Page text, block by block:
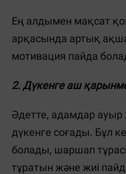
Ең алдымен мақсат
арқасында артық
мотивация пайда
2. Дүкенге аш
Әдетте, адамдар ауыр
дүкенге соғады. Бұл
болады, шаршап
тұратын және жиі